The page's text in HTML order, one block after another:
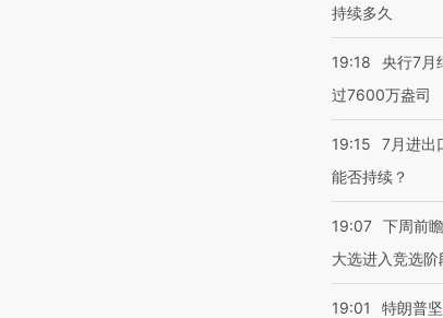
持续多久
19:18
央行7月
过7600万盎司
19:15
7月进出
能否持续？
19:07 下周前
大选进入竞选阶
19:01
特朗普